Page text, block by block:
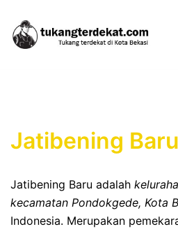
content
Jatibening Baru
Jatibening Baru adalah
kecamatan Pondokgede, Kota
Indonesia. Merupakan